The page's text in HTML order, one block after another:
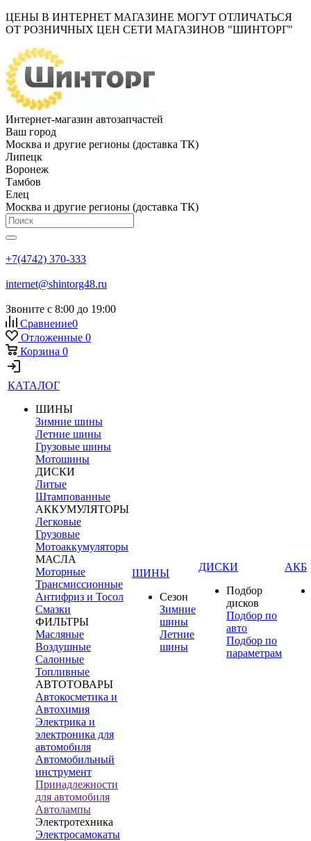
ЦЕНЫ В ИНТЕРНЕТ МАГАЗИНЕ МОГУТ ОТЛИЧАТЬСЯ
ОТ РОЗНИЧНЫХ ЦЕН СЕТИ МАГАЗИНОВ "ШИНТОРГ"
Интернет-магазин автозапчастей
Ваш город
Москва и другие регионы (доставка ТК)
Липецк
Воронеж
Тамбов
Елец
Москва и другие регионы (доставка ТК)
+7(4742) 370-333
internet@shintorg48.ru
Звоните с 8:00 до 19:00
Сравнение0
Отложенные 0
Корзина 0
КАТАЛОГ
ШИНЫ
Зимние шины
Летние шины
Грузовые шины
Мотошины
ДИСКИ
Литые
Штампованные
АККУМУЛЯТОРЫ
Легковые
Грузовые
Мотоаккумуляторы
МАСЛА
Моторные
Трансмиссионные
Антифриз и Тосол
Смазки
ФИЛЬТРЫ
Масляные
Воздушные
Салонные
Топливные
АВТОТОВАРЫ
Автокосметика и
Автохимия
Электрика и
электроника для
автомобиля
Автомобильный
инструмент
Принадлежности
для автомобиля
Автолампы
Электротехника
Электросамокаты
ШИНЫ
Сезон
Зимние
шины
Летние
шины
ДИСКИ
Подбор
дисков
Подбор по
авто
Подбор по
параметрам
АКБ